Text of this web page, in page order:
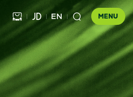
MENU
  EN 